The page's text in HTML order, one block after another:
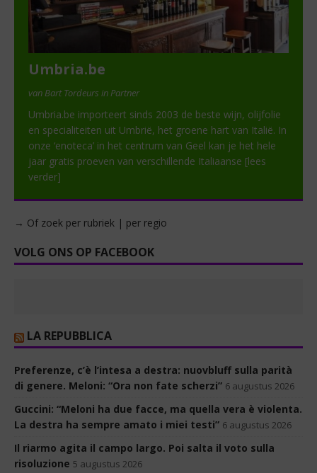
Umbria.be
van Bart Tordeurs in Partner
Umbria.be importeert sinds 2003 de beste wijn, olijfolie
en specialiteiten uit Umbrië, het groene hart van Italië. In
onze ‘enoteca’ in het centrum van Geel kan je het hele
jaar gratis proeven van verschillende Italiaanse [lees
verder]
→ Of zoek per rubriek | per regio
VOLG ONS OP FACEBOOK
LA REPUBBLICA
Preferenze, c’è l’intesa a destra: nuovbluff sulla parità
di genere. Meloni: “Ora non fate scherzi” 6 augustus 2026
Guccini: “Meloni ha due facce, ma quella vera è violenta.
La destra ha sempre amato i miei testi” 6 augustus 2026
Il riarmo agita il campo largo. Poi salta il voto sulla
risoluzione 5 augustus 2026